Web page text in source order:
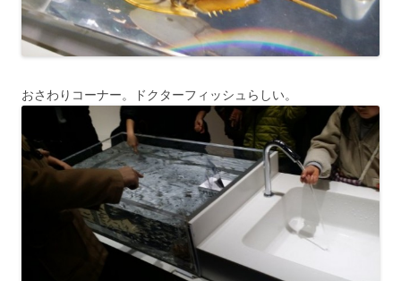
おさわりコーナー。ドクターフィッシュらしい。